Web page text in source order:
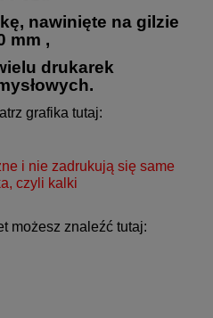
nawinięte na gilzie
mm ,
drukarek
grafika tutaj:
i nie zadrukują się same
czyli kalki
możesz znaleźć tutaj: